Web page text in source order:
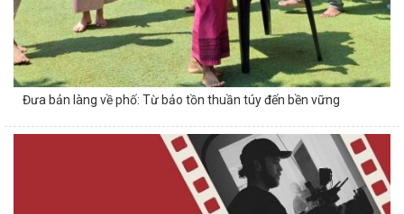
Đưa bản làng về phố: Từ bảo tồn thuần túy đến bền vững